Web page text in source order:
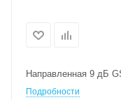
Направленная 9 дБ
Подробности